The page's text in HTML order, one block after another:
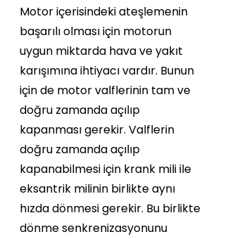
Motor içerisindeki ateşlemenin
başarılı olması için motorun
uygun miktarda hava ve yakıt
karışımına ihtiyacı vardır. Bunun
için de motor valflerinin tam ve
doğru zamanda açılıp
kapanması gerekir. Valflerin
doğru zamanda açılıp
kapanabilmesi için krank mili ile
eksantrik milinin birlikte aynı
hızda dönmesi gerekir. Bu birlikte
dönme senkrenizasyonunu